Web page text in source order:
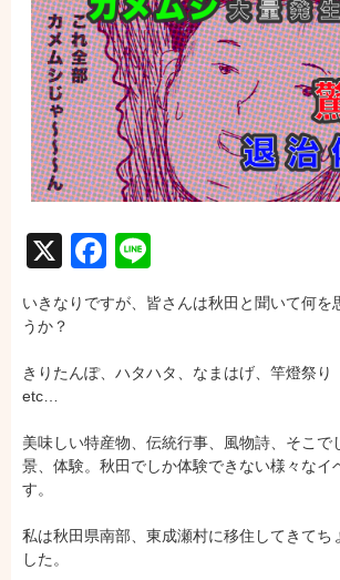
X Facebook
いきなりですが、皆さんは秋田と聞いて何を
うか？
きりたんぽ、ハタハタ、なまはげ、竿燈祭り
etc…
美味しい特産物、伝統行事、風物詩、そこで
景、体験。秋田でしか体験できない様々なイ
す。
私は秋田県南部、東成瀬村に移住してきてち
した。